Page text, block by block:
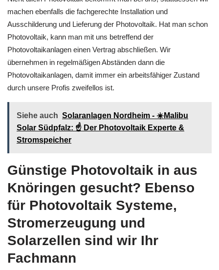
machen ebenfalls die fachgerechte Installation und
Ausschilderung und Lieferung der Photovoltaik. Hat man schon
Photovoltaik, kann man mit uns betreffend der
Photovoltaikanlagen einen Vertrag abschließen. Wir
übernehmen in regelmäßigen Abständen dann die
Photovoltaikanlagen, damit immer ein arbeitsfähiger Zustand
durch unsere Profis zweifellos ist.
Siehe auch Solaranlagen Nordheim - ☀️Malibu
Solar Südpfalz: ☝️ Der Photovoltaik Experte &
Stromspeicher
Günstige Photovoltaik in aus
Knöringen gesucht? Ebenso
für Photovoltaik Systeme,
Stromerzeugung und
Solarzellen sind wir Ihr
Fachmann